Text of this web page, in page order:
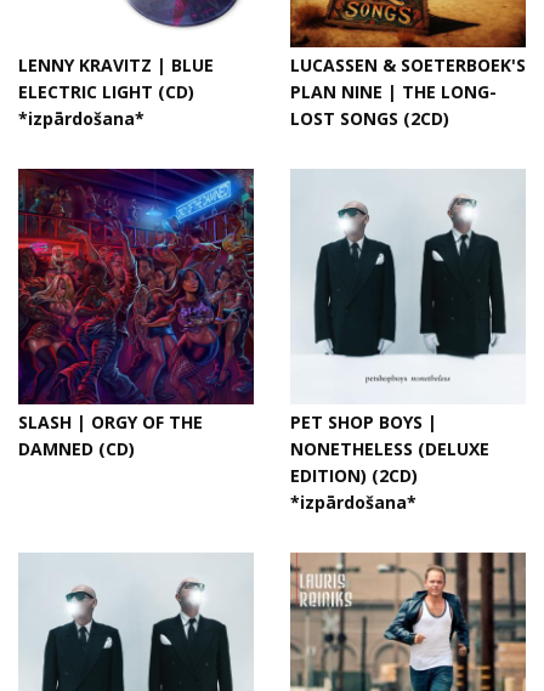
LENNY KRAVITZ | BLUE
ELECTRIC LIGHT (CD)
*izpārdošana*
LUCASSEN & SOETERBOEK'S
PLAN NINE | THE LONG-
LOST SONGS (2CD)
SLASH | ORGY OF THE
DAMNED (CD)
PET SHOP BOYS |
NONETHELESS (DELUXE
EDITION) (2CD)
*izpārdošana*